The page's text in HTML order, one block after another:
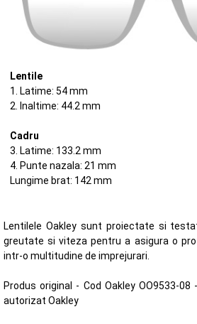
Lentile
1. Latime: 54 mm
2. Inaltime: 44.2 mm
Cadru
3. Latime: 133.2 mm
4. Punte nazala: 21 mm
Lungime brat: 142 mm
Lentilele Oakley sunt proiectate si
greutate si viteza pentru a asigura o
intr-o multitudine de imprejurari.
Produs original - Cod Oakley OO9533-
autorizat Oakley